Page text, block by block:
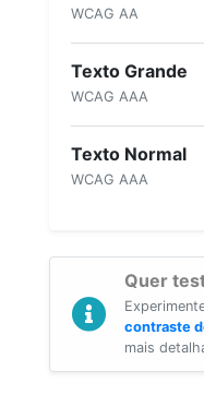
WCAG AA
Texto Grande
WCAG AAA
Texto Normal
WCAG AAA
Quer
contraste
mais